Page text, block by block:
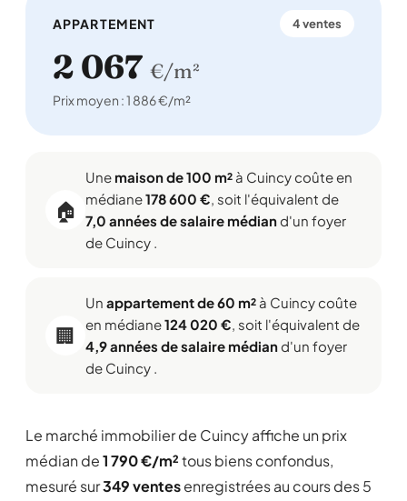
APPARTEMENT 4 ventes
2 067 €/m²
Prix moyen : 1 886 €/m²
🏠
Une maison de 100 m² à Cuincy coûte en
médiane178 600 €, soit l'équivalent de
7,0 années de salaire médiand'un foyer
de Cuincy .
🏢
Un appartement de 60 m² à Cuincy coûte
en médiane124 020 €, soit l'équivalent de
4,9 années de salaire médiand'un foyer
de Cuincy .
Le marché immobilier de Cuincy affiche un prix
médian de1 790 €/m²tous biens confondus,
mesuré sur349 ventesenregistrées au cours des 5